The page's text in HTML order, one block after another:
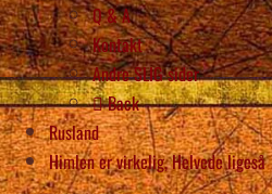
Q & A
Kontakt
Andre SLIG sider
Back
Rusland
Himlen er virkelig, Helvede ligeså